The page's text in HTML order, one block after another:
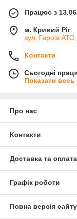
Працює з
м. Кривий Ріг
вул. Героїв
Контакти
Сьогодні
Показати весь
Про нас
Контакти
Доставка та оплата
Графік роботи
Повна версія сайту